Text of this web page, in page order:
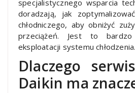
specjalistycznego wsparcia
doradzają, jak
chłodniczego, aby obniżyć
przeciążeń. Jest to
eksploatacji systemu chłodzenia.
Dlaczego
Daikin ma